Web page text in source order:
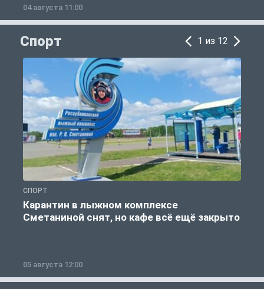
04 августа 11:00
Спорт 1 из 12
СПОРТ
Карантин в лыжном комплексе
Сметаниной снят, но кафе всё ещё закрыто
05 августа 12:00